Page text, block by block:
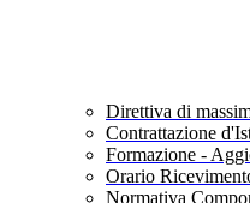
Direttiva di
Contrattazione
Formazione -
Orario
Normativa